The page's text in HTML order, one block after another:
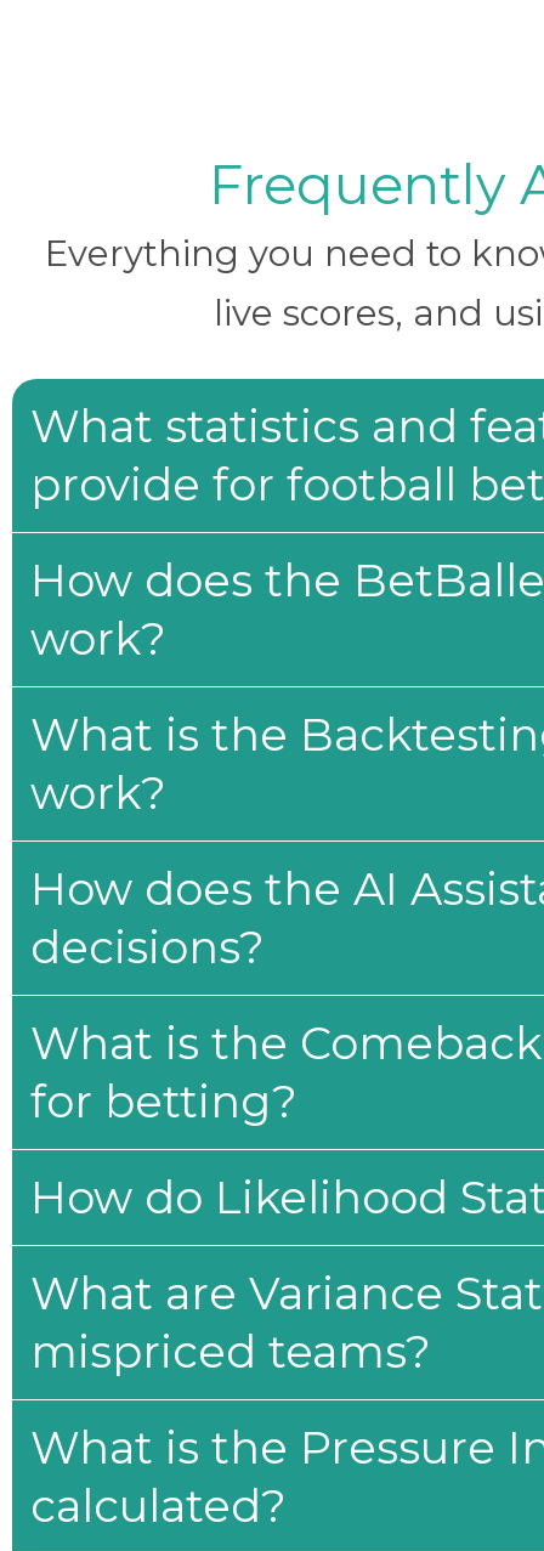
Frequently
Everything you need to
live scores, and
What statistics and
provide for football
How does the
work?
What is the
work?
How does the AI
decisions?
What is the
for betting?
How do Likelihood
What are Variance
mispriced teams?
What is the Pressure
calculated?